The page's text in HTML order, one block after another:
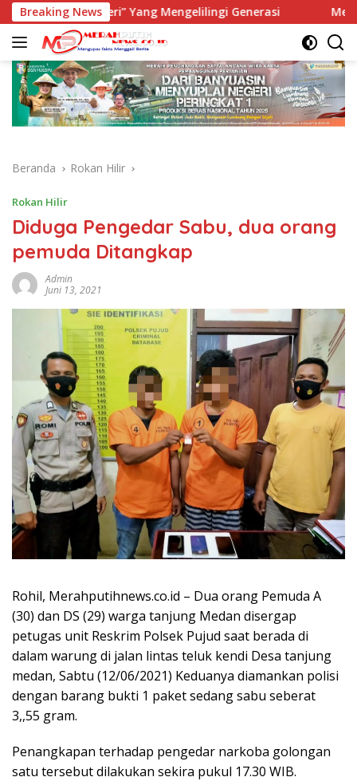
Langsung
ke
konten
Breaking News
“Ngeri” Yang Mengelilingi Generasi Menteri
Beranda Rokan Hilir
Rokan Hilir
Diduga Pengedar Sabu, dua orang
pemuda Ditangkap
Admin
Juni 13, 2021
Rohil, Merahputihnews.co.id – Dua orang Pemuda A
(30) dan DS (29) warga tanjung Medan disergap
petugas unit Reskrim Polsek Pujud saat berada di
dalam warung di jalan lintas teluk kendi Desa tanjung
medan, Sabtu (12/06/2021) Keduanya diamankan polisi
dengan barang bukti 1 paket sedang sabu seberat
3,,55 gram.
Penangkapan terhadap pengedar narkoba golongan
satu tersebut dilakukan sekira pukul 17.30 WIB.